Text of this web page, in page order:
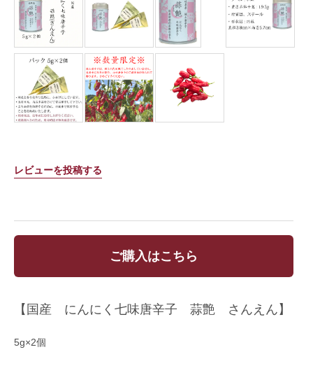
レビューを投稿する
ご購入はこちら
【国産 にんにく七味唐辛子 蒜艶 さんえん】
5g×2個